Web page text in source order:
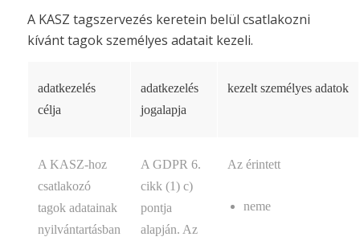
A KASZ tagszervezés keretein belül csatlakozni
kívánt tagok személyes adatait kezeli.
adatkezelés
célja
adatkezelés
jogalapja
kezelt személyes adatok
A KASZ-hoz
csatlakozó
tagok adatainak
nyilvántartásban
A GDPR 6.
cikk (1) c)
pontja
alapján. Az
Az érintett
neme